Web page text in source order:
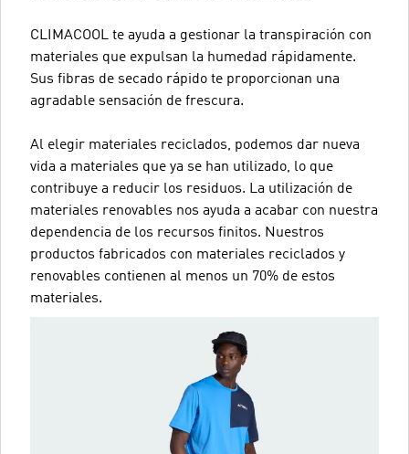
CLIMACOOL te ayuda a gestionar la transpiración con
materiales que expulsan la humedad rápidamente.
Sus fibras de secado rápido te proporcionan una
agradable sensación de frescura.
Al elegir materiales reciclados, podemos dar nueva
vida a materiales que ya se han utilizado, lo que
contribuye a reducir los residuos. La utilización de
materiales renovables nos ayuda a acabar con nuestra
dependencia de los recursos finitos. Nuestros
productos fabricados con materiales reciclados y
renovables contienen al menos un 70% de estos
materiales.